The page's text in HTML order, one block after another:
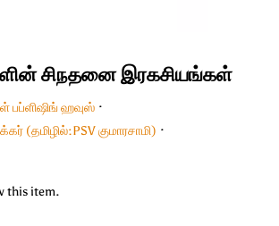
சிநதனை இரகசியங்கள்
பப்ளிஷிங் ஹவுஸ்
(தமிழில்:PSV குமாரசாமி)
this item.